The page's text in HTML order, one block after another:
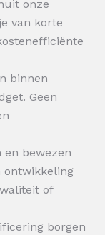
onze
van korte
binnen
Geen
bewezen
of
borgen